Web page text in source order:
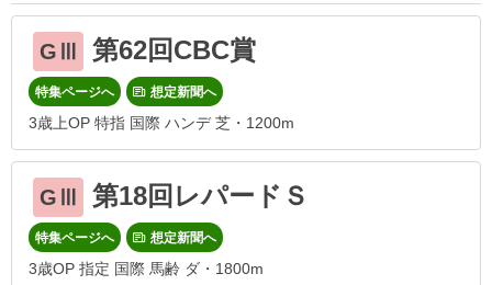
GⅢ 第62回CBC賞
特集ページへ 想定新聞へ
3歳上OP 特指 国際 ハンデ 芝・1200m
GⅢ 第18回レパードＳ
特集ページへ 想定新聞へ
3歳OP 指定 国際 馬齢 ダ・1800m